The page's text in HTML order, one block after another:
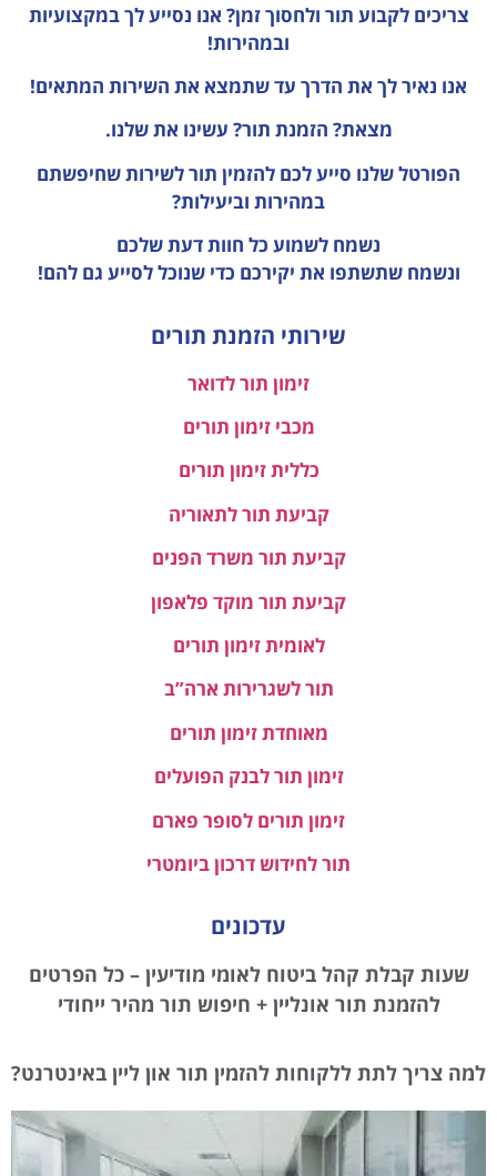
צריכים לקבוע תור ולחסוך זמן? אנו נסייע לך במקצועיות
ובמהירות!
אנו נאיר לך את הדרך עד שתמצא את השירות המתאים!
מצאת? הזמנת תור? עשינו את שלנו.
הפורטל שלנו סייע לכם להזמין תור לשירות שחיפשתם
במהירות וביעילות?
נשמח לשמוע כל חוות דעתשלכם
ונשמח שתשתפו את יקירכם כדי שנוכל לסייע גם להם!
שירותי הזמנת תורים
זימון תור לדואר
מכבי זימון תורים
כללית זימון תורים
קביעת תור לתאוריה
קביעת תור משרד הפנים
קביעת תור מוקד פלאפון
לאומית זימון תורים
תור לשגרירות ארה”ב
מאוחדת זימון תורים
זימון תור לבנק הפועלים
זימון תורים לסופר פארם
תור לחידוש דרכון ביומטרי
עדכונים
שעות קבלת קהל ביטוח לאומי מודיעין – כל הפרטים
להזמנת תור אונליין + חיפוש תור מהיר ייחודי
למה צריך לתת ללקוחות להזמין תור און ליין באינטרנט?